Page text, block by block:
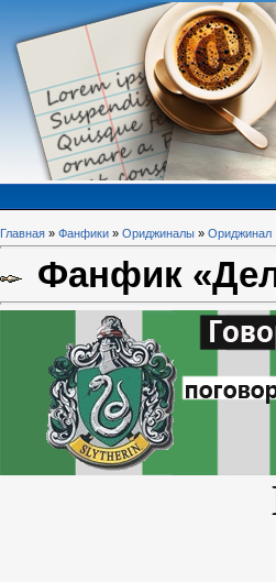
Главная » Фанфики » Ориджиналы » Ориджинал
Фанфик